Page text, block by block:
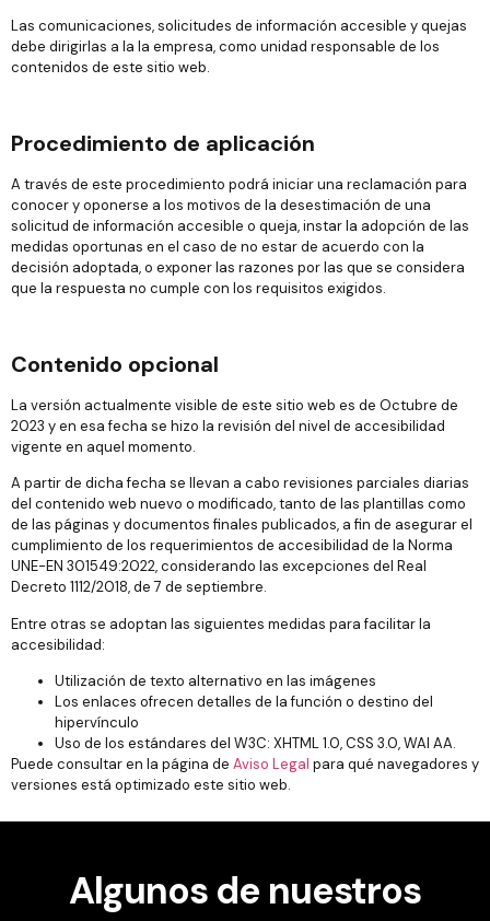
Las comunicaciones, solicitudes de información accesible y quejas
debe dirigirlas a la la empresa, como unidad responsable de los
contenidos de este sitio web.
Procedimiento de aplicación
A través de este procedimiento podrá iniciar una reclamación para
conocer y oponerse a los motivos de la desestimación de una
solicitud de información accesible o queja, instar la adopción de las
medidas oportunas en el caso de no estar de acuerdo con la
decisión adoptada, o exponer las razones por las que se considera
que la respuesta no cumple con los requisitos exigidos.
Contenido opcional
La versión actualmente visible de este sitio web es de Octubre de
2023 y en esa fecha se hizo la revisión del nivel de accesibilidad
vigente en aquel momento.
A partir de dicha fecha se llevan a cabo revisiones parciales diarias
del contenido web nuevo o modificado, tanto de las plantillas como
de las páginas y documentos finales publicados, a fin de asegurar el
cumplimiento de los requerimientos de accesibilidad de la Norma
UNE-EN 301549:2022, considerando las excepciones del Real
Decreto 1112/2018, de 7 de septiembre.
Entre otras se adoptan las siguientes medidas para facilitar la
accesibilidad:
Utilización de texto alternativo en las imágenes
Los enlaces ofrecen detalles de la función o destino del
hipervínculo
Uso de los estándares del W3C: XHTML 1.0, CSS 3.0, WAI AA.
Puede consultar en la página de Aviso Legal para qué navegadores y
versiones está optimizado este sitio web.
Algunos de nuestros